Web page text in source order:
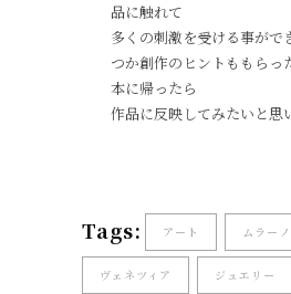
品に触れて
多くの刺激を受ける事がで
つか創作のヒントももらっ
本に帰ったら
作品に反映してみたいと思
Tags: アート ムラーノ
ヴェネツィア ジュエリー